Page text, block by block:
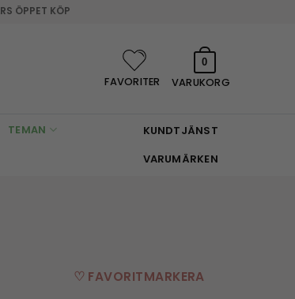
ÖPPET KÖP
FAVORITER VARUKORG
0
TEMAN
KUNDTJÄNST
VARUMÄRKEN
♡ FAVORITMARKERA